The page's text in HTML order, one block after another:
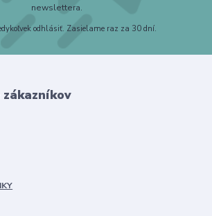
newslettera.
odhlásiť. Zasielame raz za 30 dní.